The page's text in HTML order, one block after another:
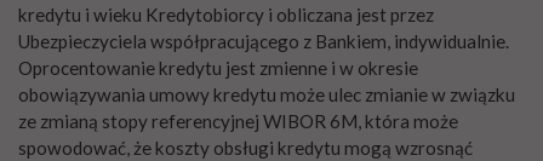
kredytu i wieku Kredytobiorcy i obliczana jest przez
Ubezpieczyciela współpracującego z Bankiem, indywidualnie.
Oprocentowanie kredytu jest zmienne i w okresie
obowiązywania umowy kredytu może ulec zmianie w związku
ze zmianą stopy referencyjnej WIBOR 6M, która może
spowodować, że koszty obsługi kredytu mogą wzrosnąć